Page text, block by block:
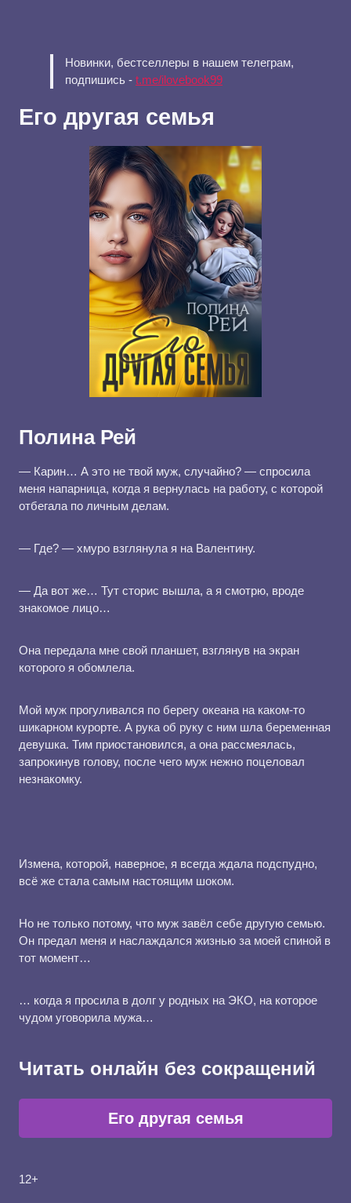
Новинки, бестселлеры в нашем телеграм,
подпишись - t.me/ilovebook99
Его другая семья
Полина Рей
— Карин… А это не твой муж, случайно? — спросила
меня напарница, когда я вернулась на работу, с которой
отбегала по личным делам.
— Где? — хмуро взглянула я на Валентину.
— Да вот же… Тут сторис вышла, а я смотрю, вроде
знакомое лицо…
Она передала мне свой планшет, взглянув на экран
которого я обомлела.
Мой муж прогуливался по берегу океана на каком-то
шикарном курорте. А рука об руку с ним шла беременная
девушка. Тим приостановился, а она рассмеялась,
запрокинув голову, после чего муж нежно поцеловал
незнакомку.
Измена, которой, наверное, я всегда ждала подспудно,
всё же стала самым настоящим шоком.
Но не только потому, что муж завёл себе другую семью.
Он предал меня и наслаждался жизнью за моей спиной в
тот момент…
… когда я просила в долг у родных на ЭКО, на которое
чудом уговорила мужа…
Читать онлайн без сокращений
Его другая семья
12+